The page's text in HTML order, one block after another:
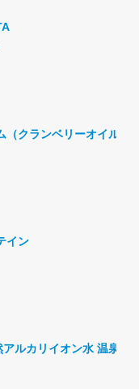
クランベリーオイル）
イン
ルカリイオン水 温泉水